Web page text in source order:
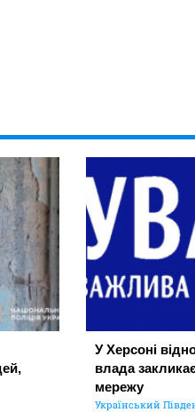
У Херсоні
влада
мережу
Український